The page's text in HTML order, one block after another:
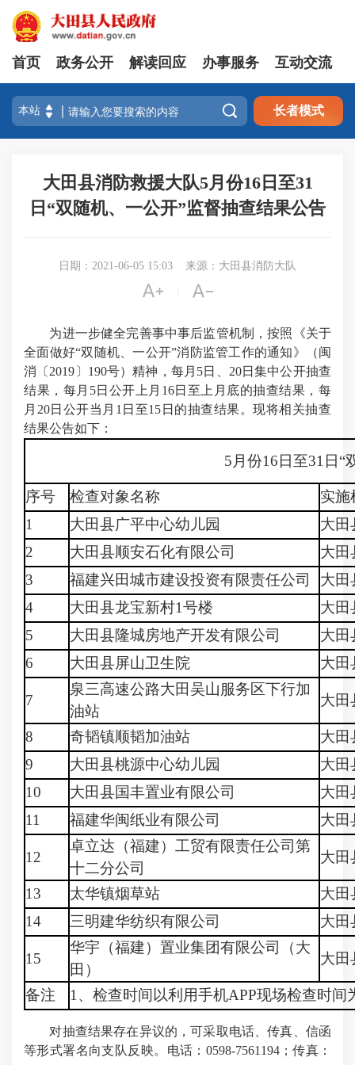
首页 政务公开 解读回应 办事服务 互动交流
 长者模式
大田县消防救援大队5月份16日至31
日“双随机、一公开”监督抽查结果公告
日期：2021-06-05 15:03 来源：大田县消防大队
 
为进一步健全完善事中事后监管机制，按照《关于
全面做好“双随机、一公开”消防监管工作的通知》（闽
消〔2019〕190号）精神，每月5日、20日集中公开抽查
结果，每月5日公开上月16日至上月底的抽查结果，每
月20日公开当月1日至15日的抽查结果。现将相关抽查
结果公告如下：
5月份16日至31日“
序号 检查对象名称
实施
1
大田县广平中心幼儿园
大田
2
大田县顺安石化有限公司
大田
3
福建兴田城市建设投资有限责任公司
大田
4
大田县龙宝新村1号楼
大田
5
大田县隆城房地产开发有限公司
大田
6
大田县屏山卫生院 大田
7
泉三高速公路大田吴山服务区下行加
油站
大田
8 奇韬镇顺韬加油站
大田
9
大田县桃源中心幼儿园
大田
10
大田县国丰置业有限公司
大田
11
福建华闽纸业有限公司 大田
12
卓立达（福建）工贸有限责任公司第
十二分公司
大田
13 太华镇烟草站
大田
14
三明建华纺织有限公司 大田
15
华宇（福建）置业集团有限公司（大
田）
大田
备注 1、检查时间以利用手机APP现场检查时
对抽查结果存在异议的，可采取电话、传真、信函
等形式署名向支队反映。电话：0598-7561194；传真：